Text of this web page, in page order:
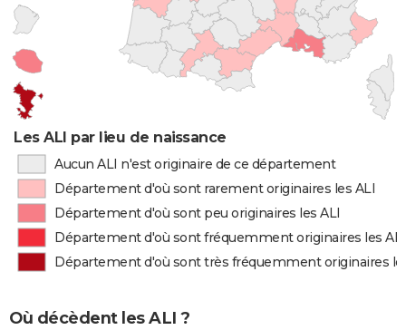
Les ALI par lieu de naissance
Aucun ALI n'est originaire de ce département
Département d'où sont rarement originaires les ALI
Département d'où sont peu originaires les ALI
Département d'où sont fréquemment originaires les ALI
Département d'où sont très fréquemment originaires
Où décèdent les ALI ?